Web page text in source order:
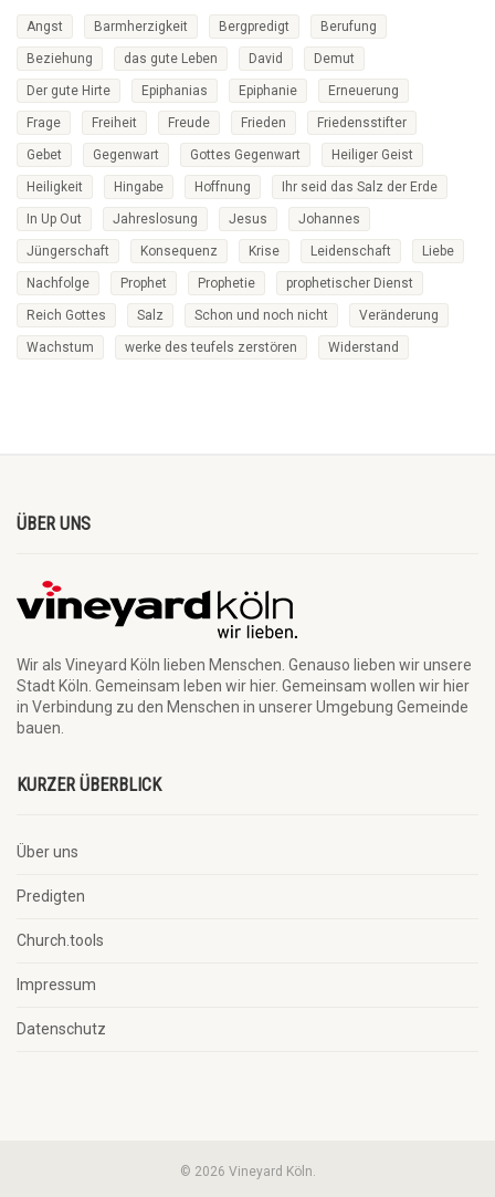
Angst Barmherzigkeit Bergpredigt Berufung
Beziehung das gute Leben David Demut
Der gute Hirte Epiphanias Epiphanie Erneuerung
Frage Freiheit Freude Frieden Friedensstifter
Gebet Gegenwart Gottes Gegenwart Heiliger Geist
Heiligkeit Hingabe Hoffnung Ihr seid das Salz der Erde
In Up Out Jahreslosung Jesus Johannes
Jüngerschaft Konsequenz Krise Leidenschaft Liebe
Nachfolge Prophet Prophetie prophetischer Dienst
Reich Gottes Salz Schon und noch nicht Veränderung
Wachstum werke des teufels zerstören Widerstand
ÜBER UNS
Wir als Vineyard Köln lieben Menschen. Genauso lieben wir unsere
Stadt Köln. Gemeinsam leben wir hier. Gemeinsam wollen wir hier
in Verbindung zu den Menschen in unserer Umgebung Gemeinde
bauen.
KURZER ÜBERBLICK
Über uns
Predigten
Church.tools
Impressum
Datenschutz
© 2026 Vineyard Köln.